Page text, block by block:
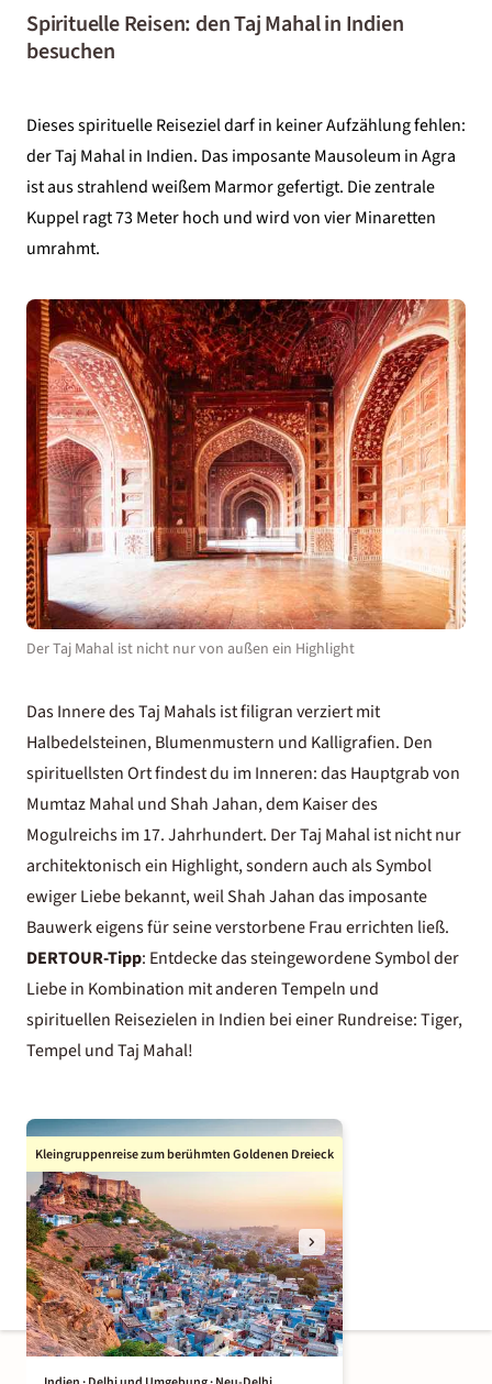
Spirituelle Reisen: den Taj Mahal in Indien
besuchen
Dieses spirituelle Reiseziel darf in keiner Aufzählung fehlen:
der Taj Mahal in Indien. Das imposante Mausoleum in Agra
ist aus strahlend weißem Marmor gefertigt. Die zentrale
Kuppel ragt 73 Meter hoch und wird von vier Minaretten
umrahmt.
Der Taj Mahal ist nicht nur von außen ein Highlight
Das Innere des Taj Mahals ist filigran verziert mit
Halbedelsteinen, Blumenmustern und Kalligrafien. Den
spirituellsten Ort findest du im Inneren: das Hauptgrab von
Mumtaz Mahal und Shah Jahan, dem Kaiser des
Mogulreichs im 17. Jahrhundert. Der Taj Mahal ist nicht nur
architektonisch ein Highlight, sondern auch als Symbol
ewiger Liebe bekannt, weil Shah Jahan das imposante
Bauwerk eigens für seine verstorbene Frau errichten ließ.
DERTOUR-Tipp: Entdecke das steingewordene Symbol der
Liebe in Kombination mit anderen Tempeln und
spirituellen Reisezielen in Indien bei einer Rundreise: Tiger,
Tempel und Taj Mahal!
Kleingruppenreise zum berühmten Goldenen Dreieck